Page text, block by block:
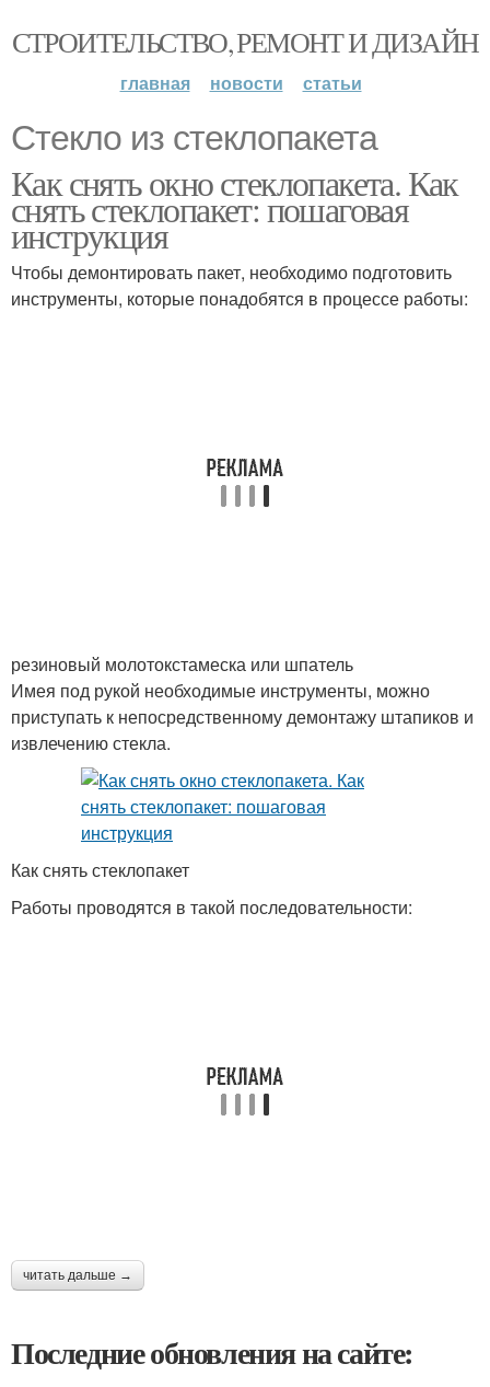
СТРОИТЕЛЬСТВО, РЕМОНТ И ДИЗАЙН
главная новости статьи
Стекло из стеклопакета
Как снять окно стеклопакета. Как
снять стеклопакет: пошаговая
инструкция
Чтобы демонтировать пакет, необходимо подготовить
инструменты, которые понадобятся в процессе работы:
резиновый молотокстамеска или шпатель
Имея под рукой необходимые инструменты, можно
приступать к непосредственному демонтажу штапиков и
извлечению стекла.
Как снять стеклопакет
Работы проводятся в такой последовательности:
читать дальше →
Последние обновления на сайте: